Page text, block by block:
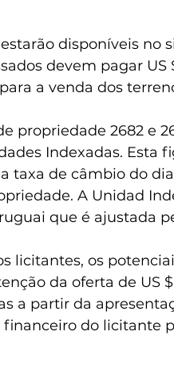
disponíveis no
devem pagar US
a venda dos
propriedade 2682 e
Indexadas. Esta
taxa de câmbio do
A Unidad
que é ajustada
licitantes, os
da oferta de US
a partir da
do licitante